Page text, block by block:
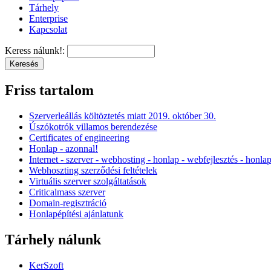
Tárhely
Enterprise
Kapcsolat
Keress nálunk!:
Friss tartalom
Szerverleállás költöztetés miatt 2019. október 30.
Úszókotrók villamos berendezése
Certificates of engineering
Honlap - azonnal!
Internet - szerver - webhosting - honlap - webfejlesztés -
Webhoszting szerződési feltételek
Virtuális szerver szolgáltatások
Criticalmass szerver
Domain-regisztráció
Honlapépítési ajánlatunk
Tárhely nálunk
KerSzoft